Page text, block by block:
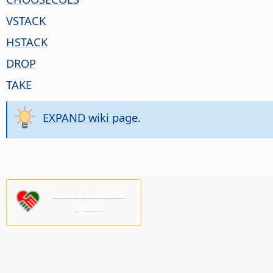
VSTACK
HSTACK
DROP
TAKE
EXPAND wiki page.